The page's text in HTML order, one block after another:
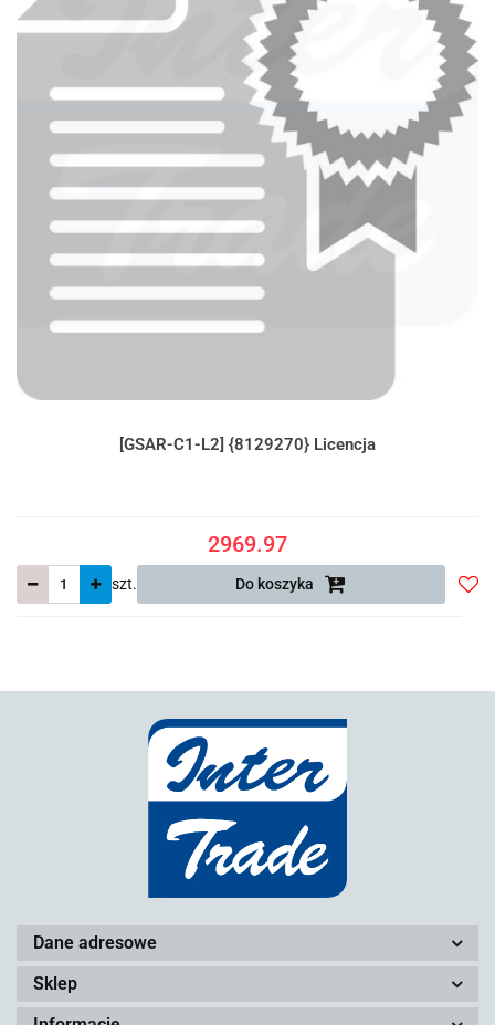
[GSAR-C1-L2] {8129270} Licencja
2969.97
szt. Do koszyka
Dane adresowe
Sklep